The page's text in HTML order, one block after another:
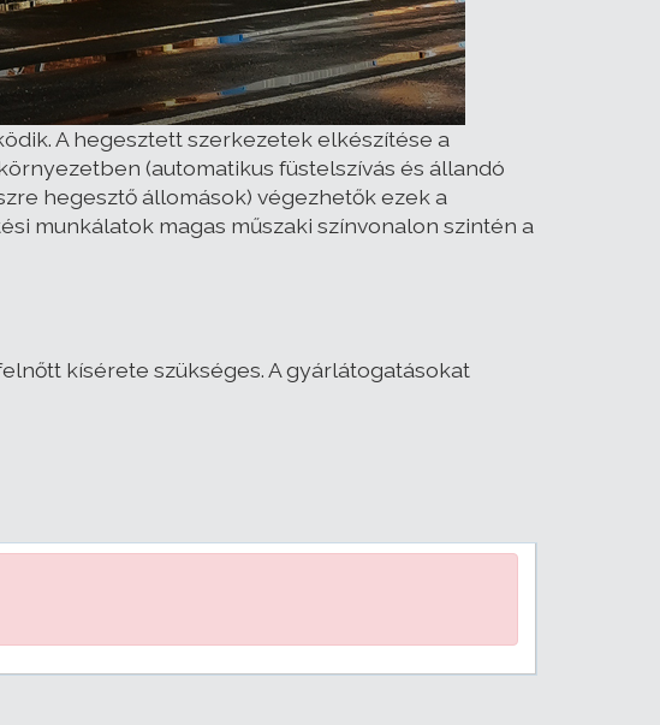
A hegesztett szerkezetek elkészítése a
(automatikus füstelszívás és állandó
hegesztő állomások) végezhetők ezek a
munkálatok magas műszaki színvonalon szintén a
kísérete szükséges. A gyárlátogatásokat